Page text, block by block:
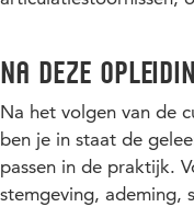
Na deze
Na het volgen van de
ben je in staat de
passen in de praktijk.
stemgeving, ademing,